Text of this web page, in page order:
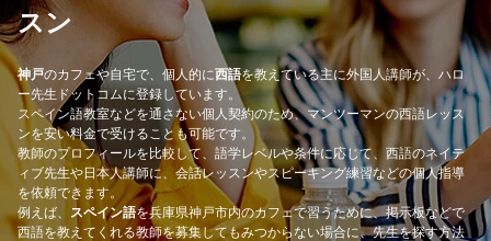
スン
神戸のカフェや自宅で、個人的に西語を教えている主に外国人講師が、ハロ
ー先生ドットコムに登録しています。
スペイン語教室などを通さない個人契約のため、マンツーマンの西語レッス
ンを安い料金で受けることも可能です。
教師のプロフィールを比較して、語学レベルや条件に応じて、西語のネイテ
ィブ先生や日本人講師に、会話レッスンやスピーキング練習などの個人指導
を依頼できます。
例えば、 スペイン語を兵庫県神戸市内のカフェで習うために、掲示板などで
西語を教えてくれる教師を募集してもみつからない場合に、先生を探す方法